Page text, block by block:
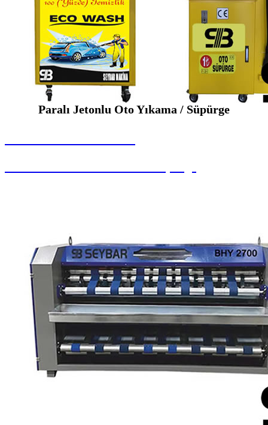
Paralı Jetonlu Oto Yıkama / Süpürge